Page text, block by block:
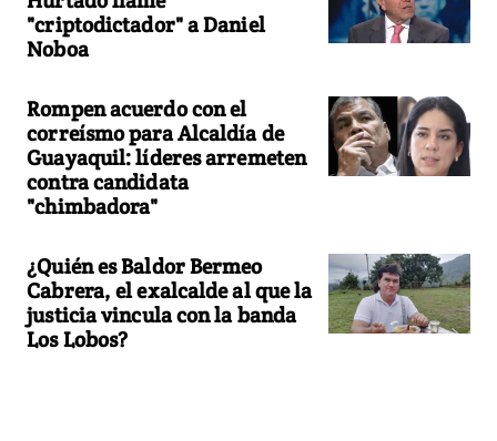
"criptodictador" a Daniel
Noboa
Rompen acuerdo con el
correísmo para Alcaldía de
Guayaquil: líderes arremeten
contra candidata
"chimbadora"
¿Quién es Baldor Bermeo
Cabrera, el exalcalde al que la
justicia vincula con la banda
Los Lobos?